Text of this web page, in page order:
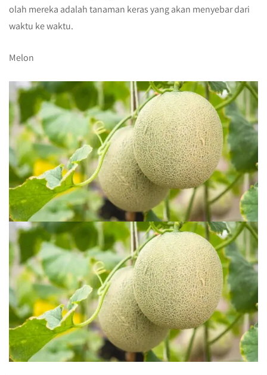
olah mereka adalah tanaman keras yang akan menyebar dari
waktu ke waktu.
Melon